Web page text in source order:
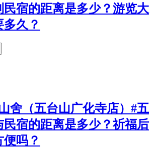
民宿的距离是多少？游览大
多久？
舍（五台山广化寺店）#五
民宿的距离是多少？祈福后
便吗？